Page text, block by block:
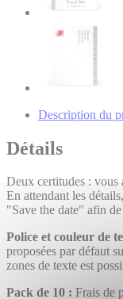
Description du
Détails
Deux certitudes :
En attendant les
"Save the date" afin
Police et couleur de
proposées par défaut
zones de texte est
Pack de 10 : Frais de